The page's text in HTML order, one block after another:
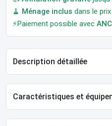
🧹 Ménage inclus dans le
⚡Paiement possible avec
Description détaillée
Caractéristiques et